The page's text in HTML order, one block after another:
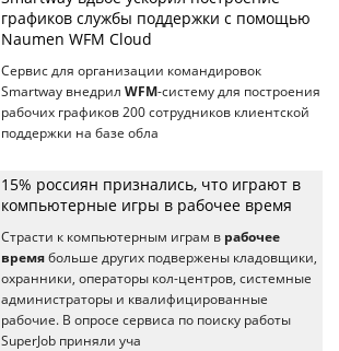
графиков службы поддержки с помощью
Naumen WFM Cloud
Сервис для организации командировок
Smartway внедрил WFM-систему для построения
рабочих графиков 200 сотрудников клиентской
поддержки на базе обла
15% россиян признались, что играют в
компьютерные игры в рабочее время
Страсти к компьютерным играм в рабочее
время больше других подвержены кладовщики,
охранники, операторы кол-центров, системные
администраторы и квалифицированные
рабочие. В опросе сервиса по поиску работы
SuperJob приняли уча